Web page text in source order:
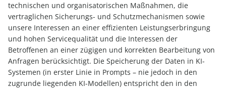
technischen und organisatorischen Maßnahmen, die
vertraglichen Sicherungs- und Schutzmechanismen sowie
unsere Interessen an einer effizienten Leistungserbringung
und hohen Servicequalität und die Interessen der
Betroffenen an einer zügigen und korrekten Bearbeitung von
Anfragen berücksichtigt. Die Speicherung der Daten in KI-
Systemen (in erster Linie in Prompts – nie jedoch in den
zugrunde liegenden KI-Modellen) entspricht den in den